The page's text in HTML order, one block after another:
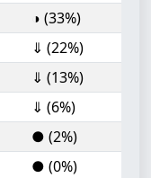
◑ (33%)
⇓ (22%)
⇓ (13%)
⇓ (6%)
● (2%)
● (0%)